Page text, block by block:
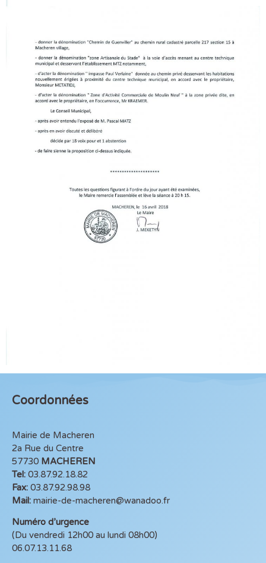
Coordonnées
Mairie de Macheren
2a Rue du Centre
57730 MACHEREN
Tel: 03.87.92.18.82
Fax: 03.87.92.98.98
Mail: mairie-de-macheren@wanadoo.fr
Numéro d’urgence
(Du vendredi 12h00 au lundi 08h00)
06.07.13.11.68